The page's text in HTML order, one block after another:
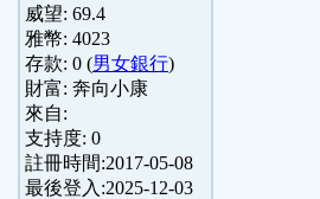
威望: 69.4
雅幣: 4023
存款: 0 (男女銀行)
財富: 奔向小康
來自:
支持度: 0
註冊時間:2017-05-08
最後登入:2025-12-03